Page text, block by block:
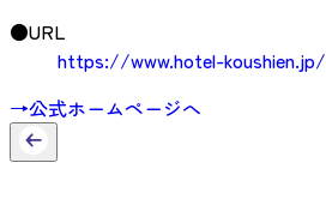
●URL
https://www.hotel-koushien.jp/
→公式ホームページへ